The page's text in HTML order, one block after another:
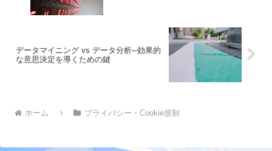
データマイニング vs データ分析─効果的
な意思決定を導くための鍵
ホーム プライバシー・Cookie規制